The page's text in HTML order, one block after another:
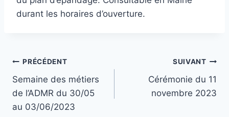
durant les horaires d’ouverture.
Navigation
de
l’article
PRÉCÉDENT
Semaine des métiers
de l’ADMR du 30/05
au 03/06/2023
SUIVANT
Cérémonie du 11
novembre 2023